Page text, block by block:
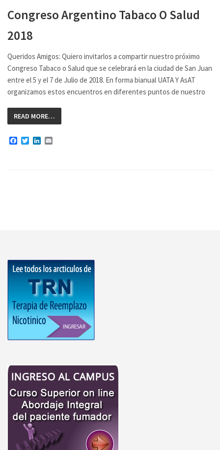
Congreso Argentino Tabaco O Salud
2018
Queridos Amigos: Quiero invitarlos a compartir nuestro próximo
Congreso Tabaco o Salud que se celebrará en la ciudad de San Juan
entre el 5 y el 7 de Julio de 2018. En forma bianual UATA Y AsAT
organizamos estos encuentros en diferentes puntos de nuestro
READ MORE…
Facebook
TwitterLinkedIn